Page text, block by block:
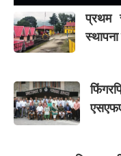
प्रथम
स्थापना